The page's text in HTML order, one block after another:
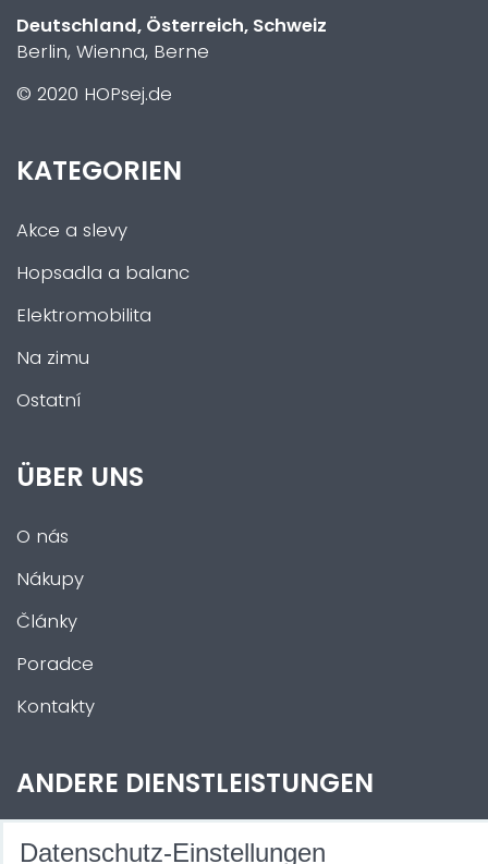
Deutschland, Österreich, Schweiz
Berlin, Wienna, Berne
© 2020 HOPsej.de
KATEGORIEN
Akce a slevy
Hopsadla a balanc
Elektromobilita
Na zimu
Ostatní
ÜBER UNS
O nás
Nákupy
Články
Poradce
Kontakty
ANDERE DIENSTLEISTUNGEN
Zábava na Vaši akci
Datenschutz-Einstellungen